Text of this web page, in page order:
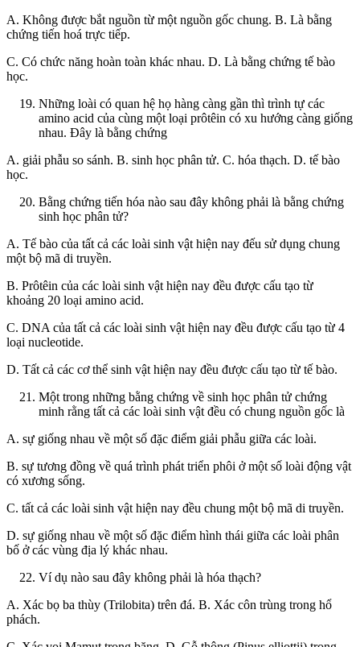
A. Không được bắt nguồn từ một nguồn gốc chung. B. Là bằng
chứng tiến hoá trực tiếp.
C. Có chức năng hoàn toàn khác nhau. D. Là bằng chứng tế bào
học.
Những loài có quan hệ họ hàng càng gần thì trình tự các
amino acid của cùng một loại prôtêin có xu hướng càng giống
nhau. Đây là bằng chứng
A. giải phẫu so sánh. B. sinh học phân tử. C. hóa thạch. D. tế bào
học.
Bằng chứng tiến hóa nào sau đây không phải là bằng chứng
sinh học phân tử?
A. Tế bào của tất cả các loài sinh vật hiện nay đếu sử dụng chung
một bộ mã di truyền.
B. Prôtêin của các loài sinh vật hiện nay đều được cấu tạo từ
khoảng 20 loại amino acid.
C. DNA của tất cả các loài sinh vật hiện nay đều được cấu tạo từ 4
loại nucleotide.
D. Tất cả các cơ thể sinh vật hiện nay đều được cấu tạo từ tế bào.
Một trong những bằng chứng về sinh học phân tử chứng
minh rằng tất cả các loài sinh vật đều có chung nguồn gốc là
A. sự giống nhau về một số đặc điểm giải phẫu giữa các loài.
B. sự tương đồng về quá trình phát triển phôi ở một số loài động vật
có xương sống.
C. tất cả các loài sinh vật hiện nay đều chung một bộ mã di truyền.
D. sự giống nhau về một số đặc điểm hình thái giữa các loài phân
bố ở các vùng địa lý khác nhau.
Ví dụ nào sau đây không phải là hóa thạch?
A. Xác bọ ba thùy (Trilobita) trên đá. B. Xác côn trùng trong hổ
phách.